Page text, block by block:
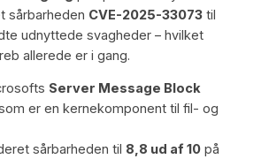
sårbarheden CVE-2025-33073til
udnyttede svagheder – hvilket
allerede er i gang.
Server Message Block
er en kernekomponent til fil- og
sårbarheden til 8,8 ud af 10på